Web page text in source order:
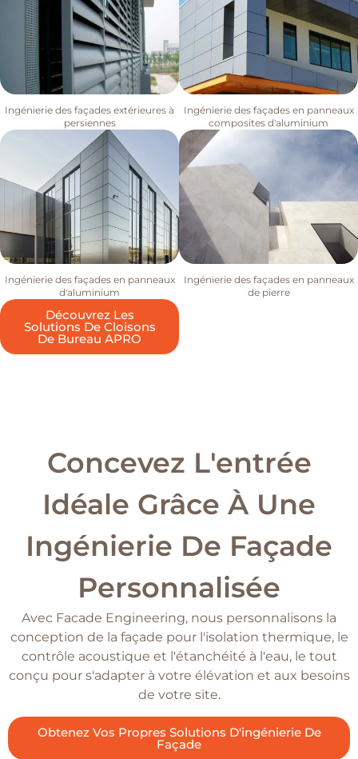
Ingénierie des façades extérieures à
persiennes
Ingénierie des façades en panneaux
composites d'aluminium
Ingénierie des façades en panneaux
d'aluminium
Ingénierie des façades en panneaux
de pierre
Découvrez Les
Solutions De Cloisons
De Bureau APRO
Concevez L'entrée
Idéale Grâce À Une
Ingénierie De Façade
Personnalisée
Avec Facade Engineering, nous personnalisons la
conception de la façade pour l'isolation thermique, le
contrôle acoustique et l'étanchéité à l'eau, le tout
conçu pour s'adapter à votre élévation et aux besoins
de votre site.
Obtenez Vos Propres Solutions D'ingénierie De
Façade